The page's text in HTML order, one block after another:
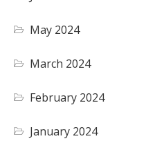
May 2024
March 2024
February 2024
January 2024